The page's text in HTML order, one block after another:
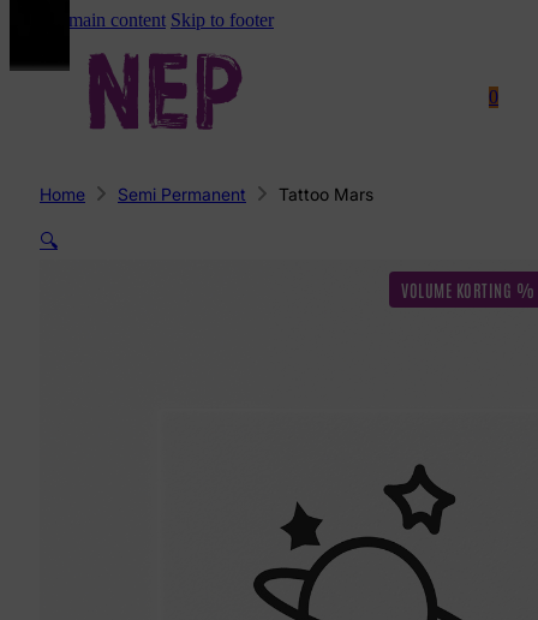
Skip to main content Skip to footer
0
Home Semi Permanent Tattoo Mars
🔍